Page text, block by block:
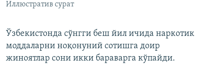
Иллюстратив сурат
Ўзбекистонда сўнгги беш йил ичида наркотик
моддаларни ноқонуний сотишга доир
жиноятлар сони икки бараварга кўпайди.